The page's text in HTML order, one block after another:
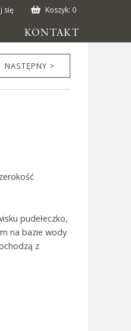
się Koszyk: 0
KONTAKT
NASTĘPNY >
pudełeczko,
na bazie wody
z